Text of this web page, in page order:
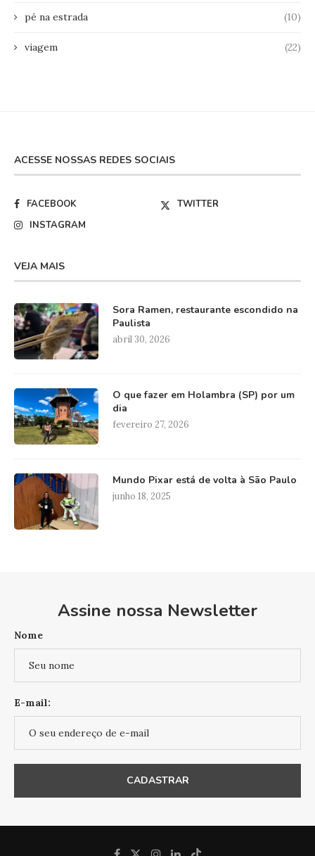
pé na estrada (10)
viagem (22)
ACESSE NOSSAS REDES SOCIAIS
FACEBOOK
TWITTER
INSTAGRAM
VEJA MAIS
Sora Ramen, restaurante escondido na
Paulista
abril 30, 2026
O que fazer em Holambra (SP) por um
dia
fevereiro 27, 2026
Mundo Pixar está de volta à São Paulo
junho 18, 2025
Assine nossa Newsletter
Nome
E-mail: